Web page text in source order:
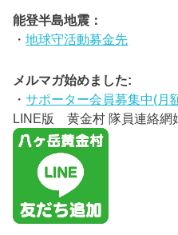
能登半島地震：
・地球守活動募金先
メルマガ始めました:
・サポーター会員募集中(月
LINE版 黄金村 隊員連絡網